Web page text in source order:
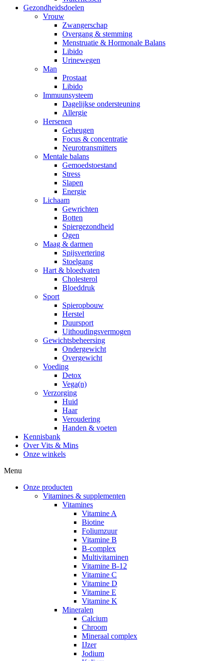
Gezondheidsdoelen
Vrouw
Zwangerschap
Overgang & stemming
Menstruatie & Hormonale Balans
Libido
Urinewegen
Man
Prostaat
Libido
Immuunsysteem
Dagelijkse ondersteuning
Allergie
Hersenen
Geheugen
Focus & concentratie
Neurotransmitters
Mentale balans
Gemoedstoestand
Stress
Slapen
Energie
Lichaam
Gewrichten
Botten
Spiergezondheid
Ogen
Maag & darmen
Spijsvertering
Stoelgang
Hart & bloedvaten
Cholesterol
Bloeddruk
Sport
Spieropbouw
Herstel
Duursport
Uithoudingsvermogen
Gewichtsbeheersing
Ondergewicht
Overgewicht
Voeding
Detox
Vega(n)
Verzorging
Huid
Haar
Veroudering
Handen & voeten
Kennisbank
Over Vits & Mins
Onze winkels
Menu
Onze producten
Vitamines & supplementen
Vitamines
Vitamine A
Biotine
Foliumzuur
Vitamine B
B-complex
Multivitaminen
Vitamine B-12
Vitamine C
Vitamine D
Vitamine E
Vitamine K
Mineralen
Calcium
Chroom
Mineraal complex
IJzer
Jodium